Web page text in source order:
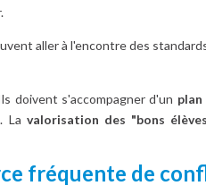
aller à l'encontre des
doivent s'accompagner d'un
La valorisation des "bons
fréquente de